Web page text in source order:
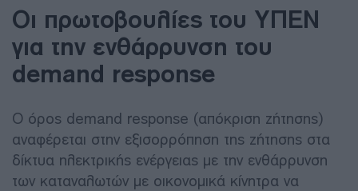
Οι πρωτοβουλίες του ΥΠΕΝ
για την ενθάρρυνση του
demand response
Ο όρος demand response (απόκριση ζήτησης)
αναφέρεται στην εξισορρόπηση της ζήτησης στα
δίκτυα ηλεκτρικής ενέργειας με την ενθάρρυνση
των καταναλωτών με οικονομικά κίνητρα να